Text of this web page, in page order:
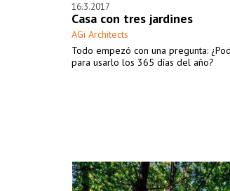
16.3.2017
Casa con tres jardines
AGi Architects
Todo empezó con una pregunta:
para usarlo los 365 días del año?